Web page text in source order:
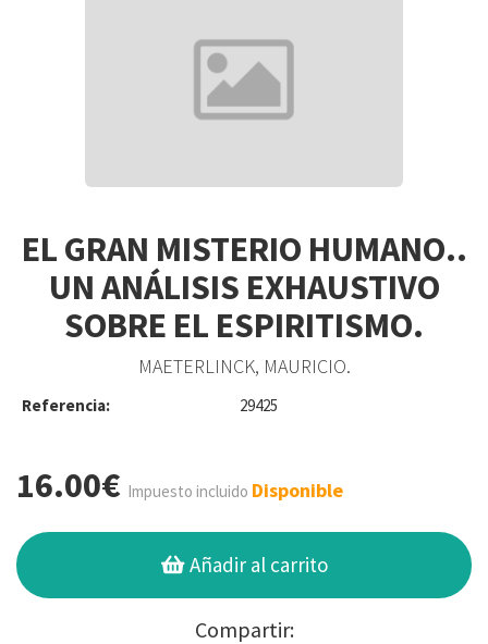
EL GRAN MISTERIO HUMANO..
UN ANÁLISIS EXHAUSTIVO
SOBRE EL ESPIRITISMO.
MAETERLINCK, MAURICIO.
Referencia: 29425
16.00€ Impuesto incluido Disponible
Añadir al carrito
Compartir: